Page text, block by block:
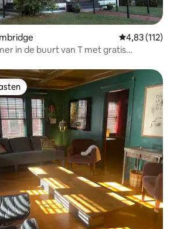
Gemiddelde
4,83 (112)
in de buurt van T met gratis